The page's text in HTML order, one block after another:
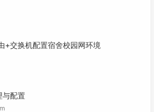
+交换机配置宿舍校园网环境
配置